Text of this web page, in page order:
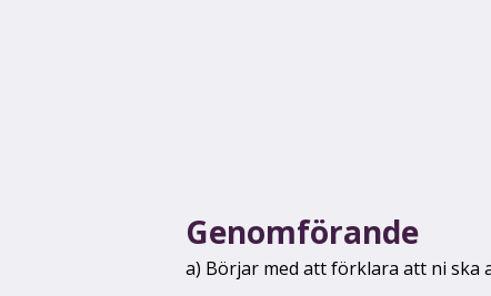
Genomförande
a) Börjar med att förklara att ni ska